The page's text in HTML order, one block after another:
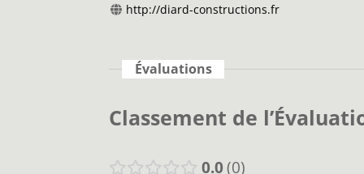
http://diard-constructions.fr
Évaluations
Classement de
0.0 0